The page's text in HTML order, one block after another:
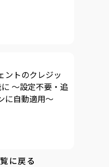
ントのクレジッ
〜設定不要・追
に自動適用〜
に戻る